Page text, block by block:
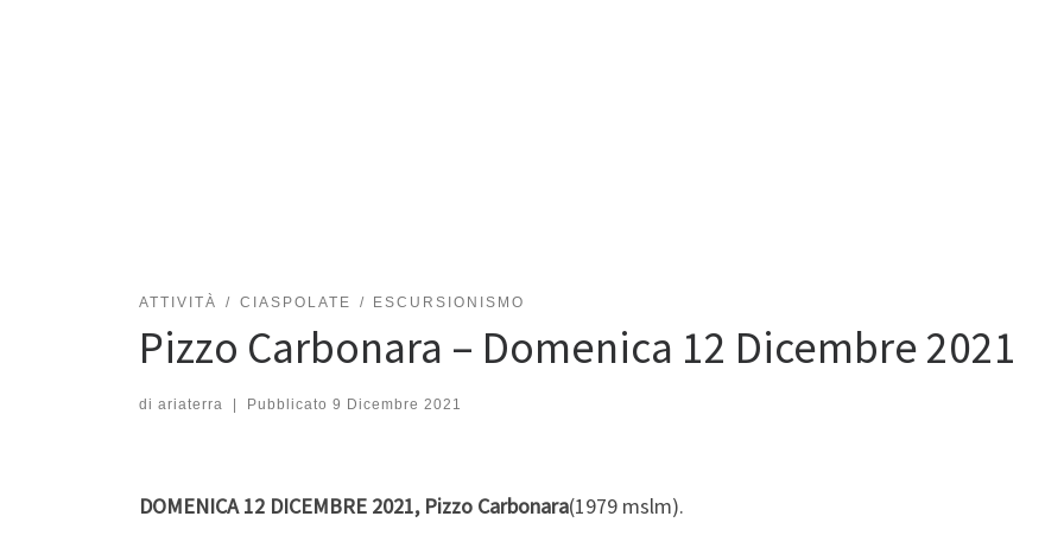
ATTIVITÀ CIASPOLATE ESCURSIONISMO
Pizzo Carbonara – Domenica 12 Dicembre 2021
di ariaterra Pubblicato 9 Dicembre 2021
DOMENICA 12 DICEMBRE 2021, Pizzo Carbonara(1979 mslm).